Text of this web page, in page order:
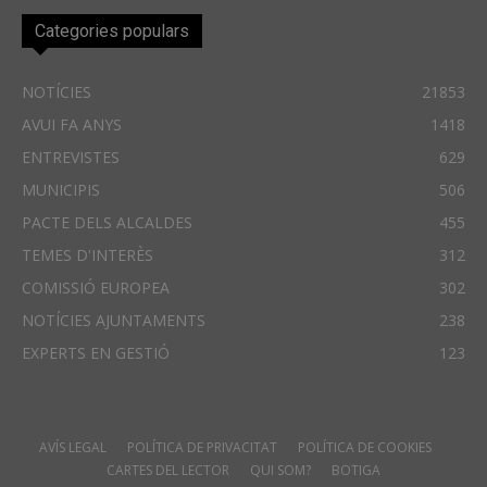
Categories populars
NOTÍCIES
21853
AVUI FA ANYS
1418
ENTREVISTES
629
MUNICIPIS
506
PACTE DELS ALCALDES
455
TEMES D'INTERÈS
312
COMISSIÓ EUROPEA
302
NOTÍCIES AJUNTAMENTS
238
EXPERTS EN GESTIÓ
123
AVÍS LEGAL POLÍTICA DE PRIVACITAT
POLÍTICA DE COOKIES
CARTES DEL LECTOR
QUI SOM? BOTIGA